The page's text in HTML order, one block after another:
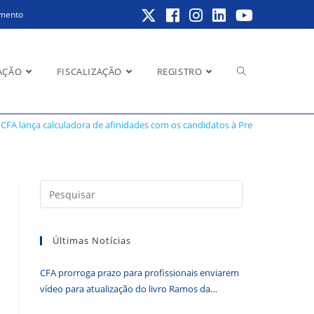
FISCALIZAÇÃO REGISTRO Alternar
do
à Presidência
CFA lança calculadora de afinidades com os candidatos à Presidência
a
Últimas Notícias
CFA prorroga prazo para profissionais enviarem
vídeo para atualização do livro Ramos da